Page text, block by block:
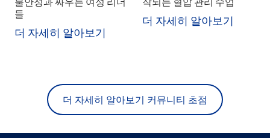
들
더 자세히 알아보기
더 자세히 알아보기
더 자세히 알아보기 커뮤니티 초점